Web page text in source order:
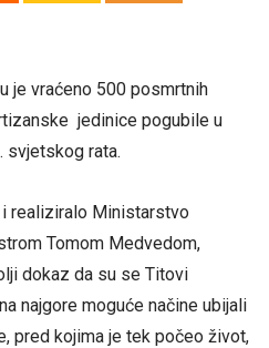
je vraćeno 500 posmrtnih
jedinice pogubile u
svjetskog rata.
i realiziralo Ministarstvo
Tomom Medvedom,
dokaz da su se Titovi
najgore moguće načine ubijali
pred kojima je tek počeo život,